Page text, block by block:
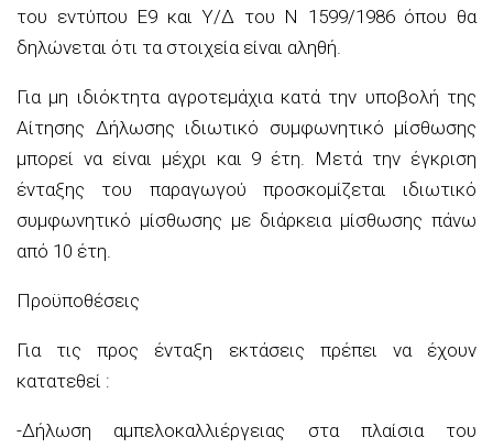
του εντύπου Ε9 και Υ/Δ του Ν 1599/1986 όπου θα
δηλώνεται ότι τα στοιχεία είναι αληθή.
Για μη ιδιόκτητα αγροτεμάχια κατά την υποβολή της
Αίτησης Δήλωσης ιδιωτικό συμφωνητικό μίσθωσης
μπορεί να είναι μέχρι και 9 έτη. Μετά την έγκριση
ένταξης του παραγωγού προσκομίζεται ιδιωτικό
συμφωνητικό μίσθωσης με διάρκεια μίσθωσης πάνω
από 10 έτη.
Προϋποθέσεις
Για τις προς ένταξη εκτάσεις πρέπει να έχουν
κατατεθεί :
-Δήλωση αμπελοκαλλιέργειας στα πλαίσια του